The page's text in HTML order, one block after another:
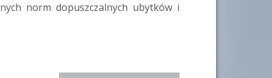
norm dopuszczalnych ubytków i